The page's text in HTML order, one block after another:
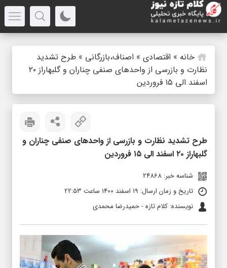
خانه » اقتصادی » اصناف،بازرگانی » طرح تشدید
نظارت و بازرسی از واحدهای صنفی چناران و گلبهاراز ۲۰
اسفند الی ۱۵ فروردین
طرح تشدید نظارت و بازرسی از واحدهای صنفی چناران و
گلبهاراز ۲۰ اسفند الی ۱۵ فروردین
شناسه خبر: 24868
تاریخ و زمان ارسال: 19 اسفند 1400 ساعت 22:53
نویسنده: کلام تازه - حمیدرضا محمدی